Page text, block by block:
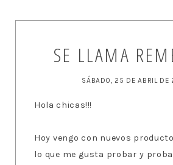
SE LLAMA
SÁBADO, 25 DE ABRIL
Hola chicas!!!
Hoy vengo con nuevos
lo que me gusta probar y